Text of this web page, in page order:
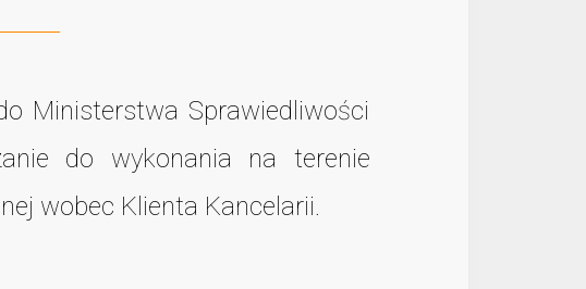
Ministerstwa Sprawiedliwości
do wykonania na terenie
wobec Klienta Kancelarii.